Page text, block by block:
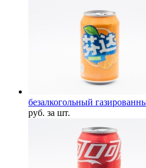
безалкогольный
руб. за шт.